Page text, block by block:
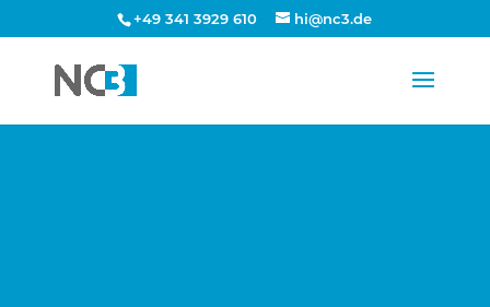
+49 341 3929 610 hi@nc3.de